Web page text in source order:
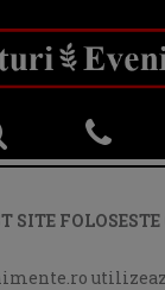
SITE